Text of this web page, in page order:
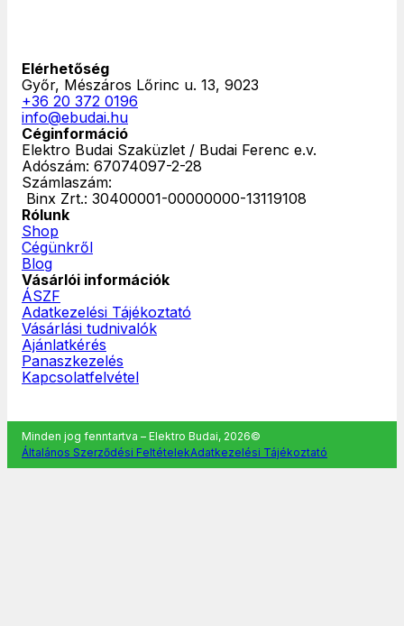
Elérhetőség
Győr, Mészáros Lőrinc u. 13, 9023
+36 20 372 0196
info@ebudai.hu
Céginformáció
Elektro Budai Szaküzlet / Budai Ferenc e.v.
Adószám: 67074097-2-28
Számlaszám:
‎ Binx Zrt.: 30400001-00000000-13119108
Rólunk
Shop
Cégünkről
Blog
Vásárlói információk
ÁSZF
Adatkezelési Tájékoztató
Vásárlási tudnivalók
Ajánlatkérés
Panaszkezelés
Kapcsolatfelvétel
Minden jog fenntartva – Elektro Budai, 2026©
Általános Szerződési FeltételekAdatkezelési Tájékoztató